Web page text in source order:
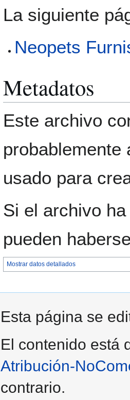
La siguiente
Neopets
Metadatos
Este archivo
probablemente
usado para
Si el archivo
pueden
Mostrar datos detallados
Esta página se
El contenido está
Atribución-
contrario.